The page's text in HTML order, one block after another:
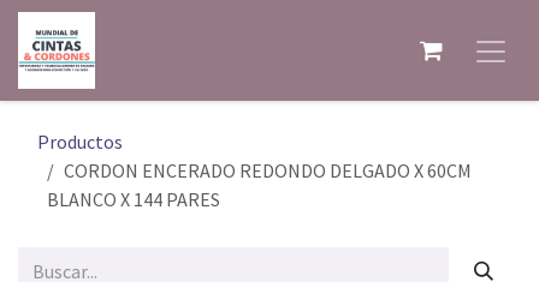
Ir al contenido
Productos
CORDON ENCERADO REDONDO DELGADO X 60CM
BLANCO X 144 PARES